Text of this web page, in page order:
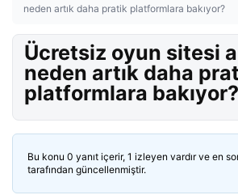
neden artık daha pratik platformlara bakıyor?
Ücretsiz oyun sitesi
neden artık daha
platformlara bakıyor?
Bu konu 0 yanıt içerir, 1 izleyen vardır ve en
tarafından güncellenmiştir.